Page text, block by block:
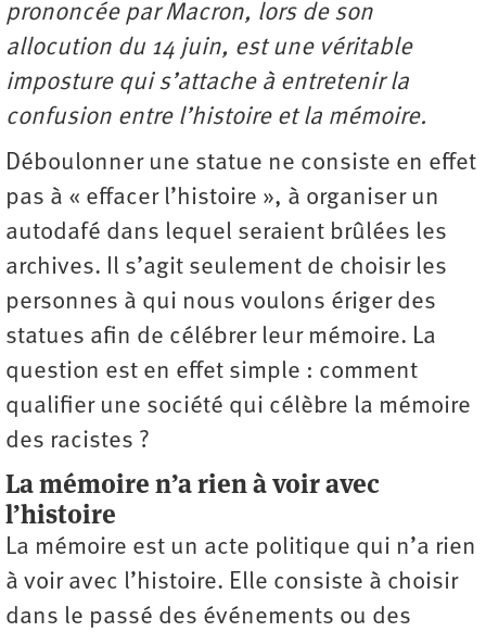
prononcée par Macron, lors de son
allocution du 14 juin, est une véritable
imposture qui s’attache à entretenir la
confusion entre l’histoire et la mémoire.
Déboulonner une statue ne consiste en effet
pas à « effacer l’histoire », à organiser un
autodafé dans lequel seraient brûlées les
archives. Il s’agit seulement de choisir les
personnes à qui nous voulons ériger des
statues afin de célébrer leur mémoire. La
question est en effet simple : comment
qualifier une société qui célèbre la mémoire
des racistes ?
La mémoire n’a rien à voir avec
l’histoire
La mémoire est un acte politique qui n’a rien
à voir avec l’histoire. Elle consiste à choisir
dans le passé des événements ou des